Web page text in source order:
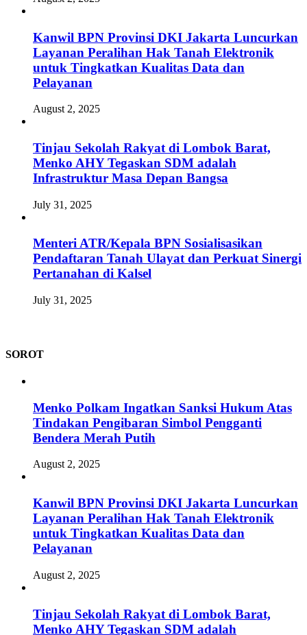
Kanwil BPN Provinsi DKI Jakarta Luncurkan
Layanan Peralihan Hak Tanah Elektronik
untuk Tingkatkan Kualitas Data dan
Pelayanan
August 2, 2025
Tinjau Sekolah Rakyat di Lombok Barat,
Menko AHY Tegaskan SDM adalah
Infrastruktur Masa Depan Bangsa
July 31, 2025
Menteri ATR/Kepala BPN Sosialisasikan
Pendaftaran Tanah Ulayat dan Perkuat Sinergi
Pertanahan di Kalsel
July 31, 2025
SOROT
Menko Polkam Ingatkan Sanksi Hukum Atas
Tindakan Pengibaran Simbol Pengganti
Bendera Merah Putih
August 2, 2025
Kanwil BPN Provinsi DKI Jakarta Luncurkan
Layanan Peralihan Hak Tanah Elektronik
untuk Tingkatkan Kualitas Data dan
Pelayanan
August 2, 2025
Tinjau Sekolah Rakyat di Lombok Barat,
Menko AHY Tegaskan SDM adalah